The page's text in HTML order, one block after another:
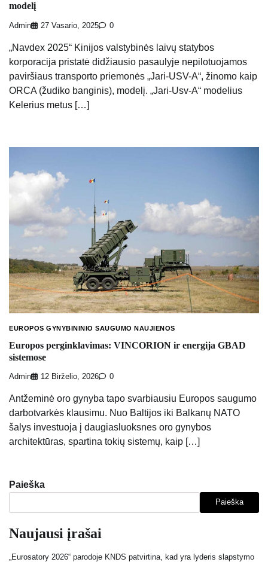
modelį
Admin 27 Vasario, 2025 0
„Navdex 2025“ Kinijos valstybinės laivų statybos
korporacija pristatė didžiausio pasaulyje nepilotuojamos
paviršiaus transporto priemonės „Jari-USV-A“, žinomo kaip
ORCA (žudiko banginis), modelį. „Jari-Usv-A“ modelius
Kelerius metus […]
EUROPOS GYNYBININIO SAUGUMO NAUJIENOS
Europos perginklavimas: VINCORION ir energija GBAD
sistemose
Admin 12 Birželio, 2026 0
Antžeminė oro gynyba tapo svarbiausiu Europos saugumo
darbotvarkės klausimu. Nuo Baltijos iki Balkanų NATO
šalys investuoja į daugiasluoksnes oro gynybos
architektūras, spartina tokių sistemų, kaip […]
Paieška
Paieška
Naujausi įrašai
„Eurosatory 2026“ parodoje KNDS patvirtina, kad yra lyderis slapstymo